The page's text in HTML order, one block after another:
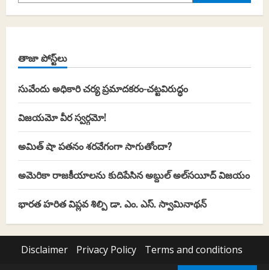
తాజా పోస్ట్‌లు
సువేందు అధికారి చర్య ప్రమాదకరం-చట్టవిరుద్ధం
విజయమో వీర స్వర్గమో!
అమిత్ షా పతనం శరవేగంగా సాగుతోందా?
అమెరికా రాజకీయాలను కుదిపేసిన అబ్దుల్ అల్‌సయీద్ విజయం
భారత హరిత విప్లవ శిల్పి డా. ఎం. ఎస్. స్వామినాథన్
Disclaimer Privacy Policy Terms and conditions